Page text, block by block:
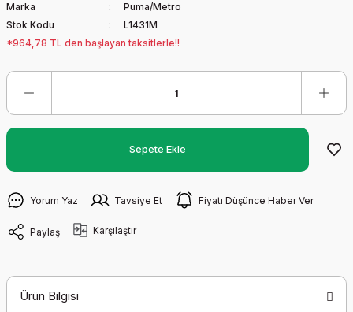
Marka
Puma/Metro
Stok Kodu
L1431M
*964,78 TL den başlayan taksitlerle!!
Sepete Ekle
Yorum Yaz Tavsiye Et Fiyatı Düşünce Haber Ver
Paylaş Karşılaştır
Ürün Bilgisi